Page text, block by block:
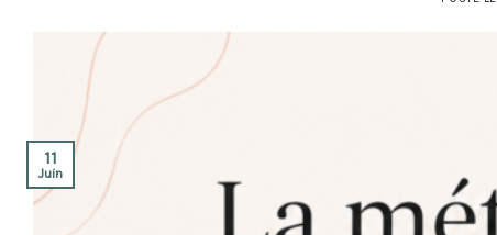
11
Juin